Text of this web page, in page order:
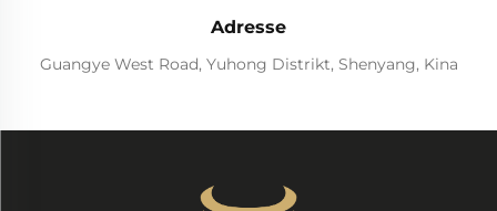
Adresse
Guangye West Road, Yuhong Distrikt, Shenyang, Kina